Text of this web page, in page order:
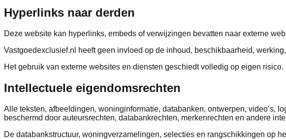
Hyperlinks naar derden
Deze website kan hyperlinks, embeds of verwijzingen bevatten naar externe
Vastgoedexclusief.nl heeft geen invloed op de inhoud, beschikbaarheid,
Het gebruik van externe websites en diensten geschiedt volledig op eigen risico.
Intellectuele eigendomsrechten
Alle teksten, afbeeldingen, woninginformatie, databanken, ontwerpen, video’s,
beschermd door auteursrechten, databankrechten, merkenrechten en andere
De databankstructuur, woningverzamelingen, selecties en rangschikkingen op